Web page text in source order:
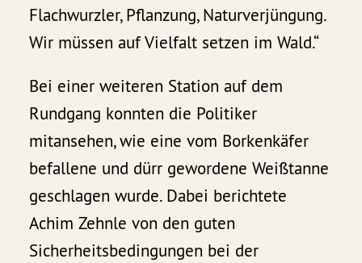
Flachwurzler, Pflanzung, Naturverjüngung.
Wir müssen auf Vielfalt setzen im Wald.“
Bei einer weiteren Station auf dem
Rundgang konnten die Politiker
mitansehen, wie eine vom Borkenkäfer
befallene und dürr gewordene Weißtanne
geschlagen wurde. Dabei berichtete
Achim Zehnle von den guten
Sicherheitsbedingungen bei der